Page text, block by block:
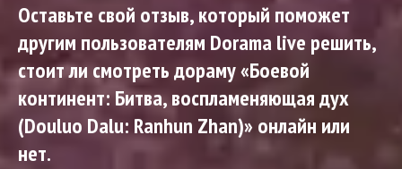
Оставьте свой отзыв, который поможет
другим пользователям Dorama live решить,
стоит ли смотреть дораму «Боевой
континент: Битва, воспламеняющая дух
(Douluo Dalu: Ranhun Zhan)» онлайн или
нет.